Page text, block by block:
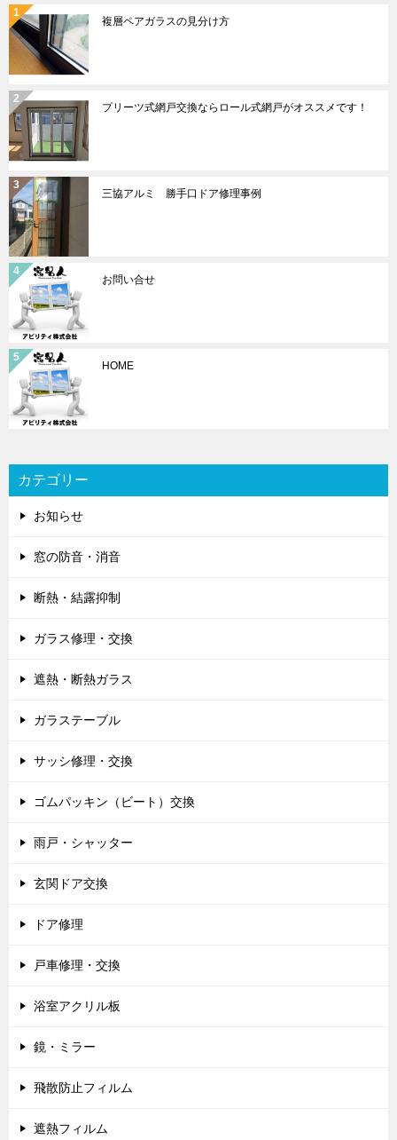
複層ペアガラスの見分け方
プリーツ式網戸交換ならロール式網戸がオススメです！
三協アルミ 勝手口ドア修理事例
お問い合せ
HOME
カテゴリー
お知らせ
窓の防音・消音
断熱・結露抑制
ガラス修理・交換
遮熱・断熱ガラス
ガラステーブル
サッシ修理・交換
ゴムパッキン（ビート）交換
雨戸・シャッター
玄関ドア交換
ドア修理
戸車修理・交換
浴室アクリル板
鏡・ミラー
飛散防止フィルム
遮熱フィルム